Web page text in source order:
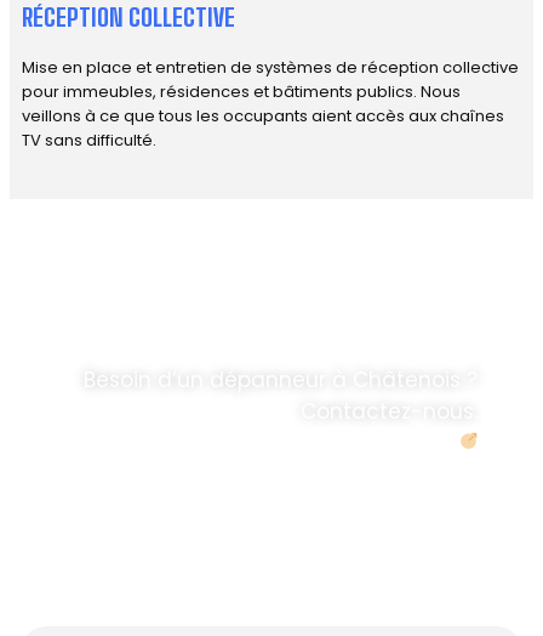
RÉCEPTION COLLECTIVE
Mise en place et entretien de systèmes de réception collective
pour immeubles, résidences et bâtiments publics. Nous
veillons à ce que tous les occupants aient accès aux chaînes
TV sans difficulté.
Besoin d’un dépanneur à Châtenois ?